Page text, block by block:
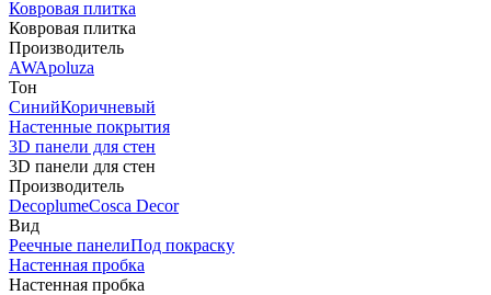
Ковровая плитка
Ковровая плитка
Производитель
AWApoluza
Тон
СинийКоричневый
Настенные покрытия
3D панели для стен
3D панели для стен
Производитель
DecoplumeCosca Decor
Вид
Реечные панелиПод покраску
Настенная пробка
Настенная пробка